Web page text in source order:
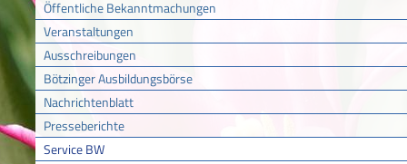
Öffentliche Bekanntmachungen
Veranstaltungen
Ausschreibungen
Bötzinger Ausbildungsbörse
Nachrichtenblatt
Presseberichte
Service BW